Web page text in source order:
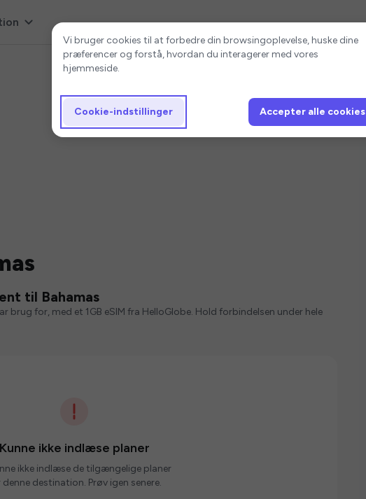
til Bahamas
for, med et 1GB eSIM fra HelloGlobe. Hold forbindelsen under hele
Kunne ikke indlæse planer
ikke indlæse de tilgængelige planer
destination. Prøv igen senere.
Cookie-indstillinger
Vi bruger cookies til at forbedre din browsingoplevelse, huske dine
præferencer og forstå, hvordan du interagerer med vores
hjemmeside.
Cookie-indstillinger Accepter alle cookies